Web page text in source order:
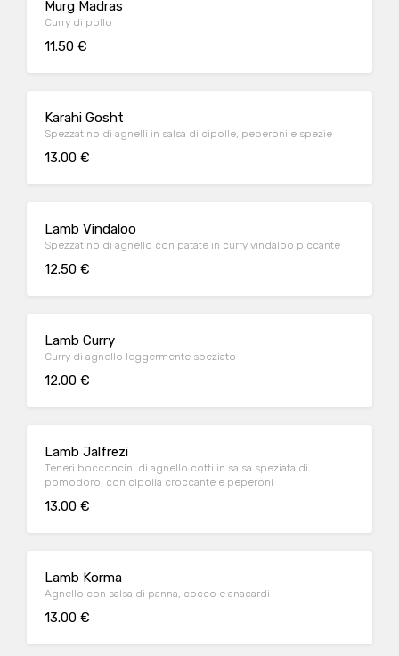
Murg Madras
Curry di pollo
11.50 €
Karahi Gosht
Spezzatino di agnelli in salsa di cipolle, peperoni e spezie
13.00 €
Lamb Vindaloo
Spezzatino di agnello con patate in curry vindaloo piccante
12.50 €
Lamb Curry
Curry di agnello leggermente speziato
12.00 €
Lamb Jalfrezi
Teneri bocconcini di agnello cotti in salsa speziata di
pomodoro, con cipolla croccante e peperoni
13.00 €
Lamb Korma
Agnello con salsa di panna, cocco e anacardi
13.00 €